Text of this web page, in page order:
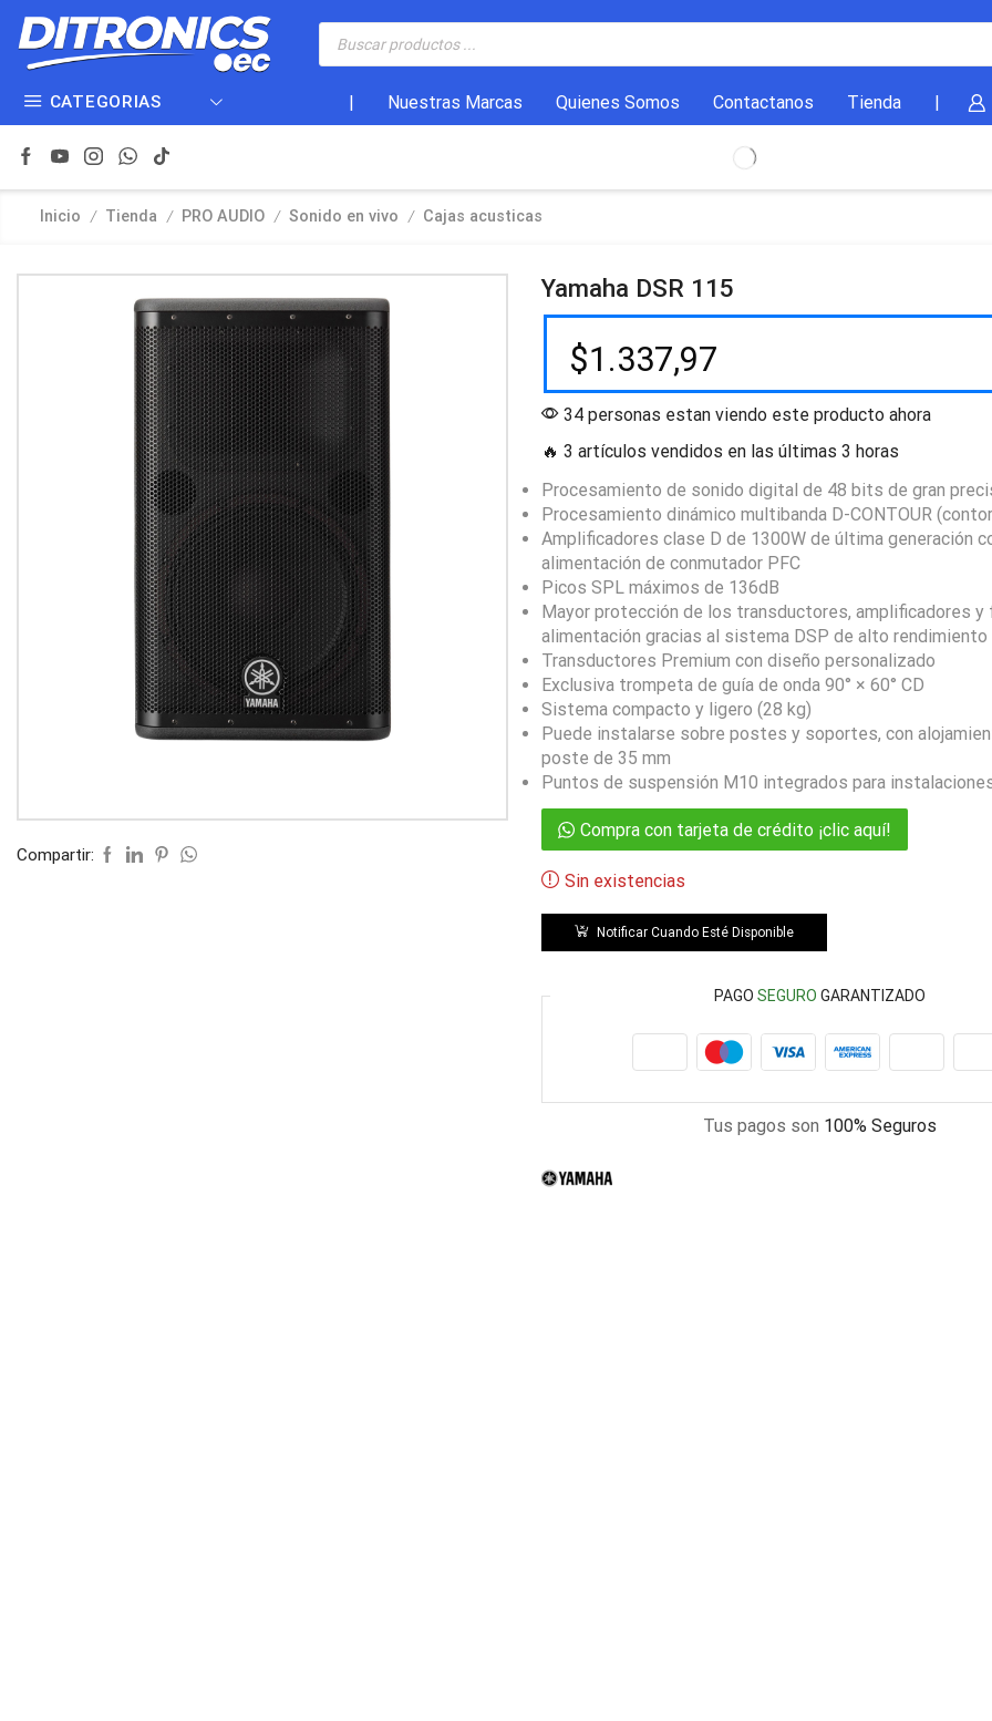
CATEGORIAS Nuestras Marcas Quienes Somos Contactanos Tienda
Inicio / Tienda / PRO AUDIO / Sonido en vivo / Cajas acusticas
Compartir:
Yamaha DSR 115
$1.337,97
34 personas estan viendo este producto ahora
🔥 3 artículos vendidos en las últimas 3 horas
Procesamiento de sonido digital de 48 bits de gran
Procesamiento dinámico multibanda D-CONTOUR
Amplificadores clase D de 1300W de última generación
alimentación de conmutador PFC
Picos SPL máximos de 136dB
Mayor protección de los transductores, amplificadores y
alimentación gracias al sistema DSP de alto rendimiento
Transductores Premium con diseño personalizado
Exclusiva trompeta de guía de onda 90° × 60° CD
Sistema compacto y ligero (28 kg)
Puede instalarse sobre postes y soportes, con
poste de 35 mm
Puntos de suspensión M10 integrados para
Compra con tarjeta de crédito ¡clic aquí!
Sin existencias
Notificar Cuando Esté Disponible
PAGOSEGURO GARANTIZADO
Tus pagos son 100% Seguros